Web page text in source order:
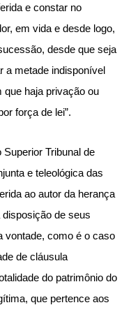
e constar no
em vida e desde logo,
desde que seja
a metade indisponível
haja privação ou
força de lei”.
Tribunal de
e teleológica das
ao autor da herança
de seus
vontade, como é o caso
de cláusula
do patrimônio do
que pertence aos